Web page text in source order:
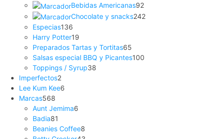
Bebidas Americanas92
Chocolate y snacks242
Especias136
Harry Potter19
Preparados Tartas y Tortitas65
Salsas especial BBQ y Picantes100
Toppings / Syrup38
Imperfectos2
Lee Kum Kee6
Marcas568
Aunt Jemima6
Badia81
Beanies Coffee8